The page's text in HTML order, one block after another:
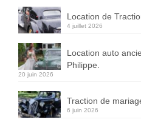
Location de
4 juillet 2026
Location auto
Philippe.
20 juin 2026
Traction de
6 juin 2026